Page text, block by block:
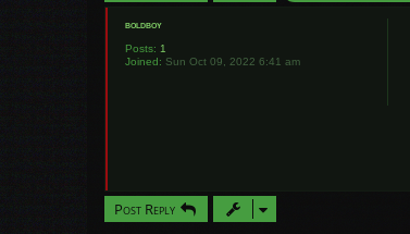
boldboy
Posts: 1
Joined: Sun Oct 09, 2022 6:41 am
Post Reply